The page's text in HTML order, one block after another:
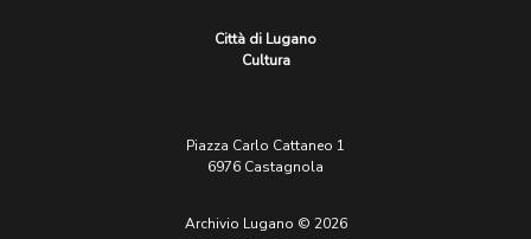
Città di Lugano
Cultura
Piazza Carlo Cattaneo 1
6976 Castagnola
Archivio Lugano © 2026